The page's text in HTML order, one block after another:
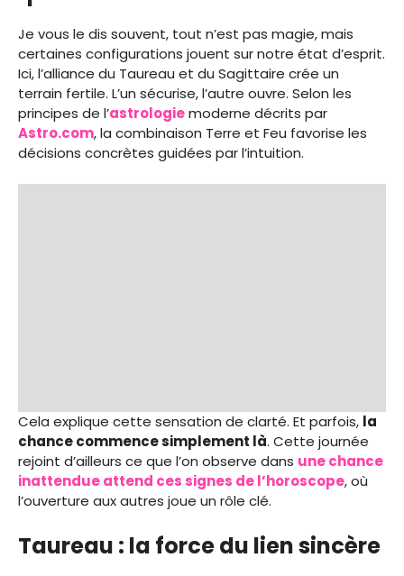
Je vous le dis souvent, tout n’est pas magie, mais
certaines configurations jouent sur notre état d’esprit.
Ici, l’alliance du Taureau et du Sagittaire crée un
terrain fertile. L’un sécurise, l’autre ouvre. Selon les
principes de l’astrologiemoderne décrits par
Astro.com, la combinaison Terre et Feu favorise les
décisions concrètes guidées par l’intuition.
Cela explique cette sensation de clarté. Et parfois, la
chance commence simplement là. Cette journée
rejoint d’ailleurs ce que l’on observe dans une chance
inattendue attend ces signes de l’horoscope, où
l’ouverture aux autres joue un rôle clé.
Taureau : la force du lien sincère